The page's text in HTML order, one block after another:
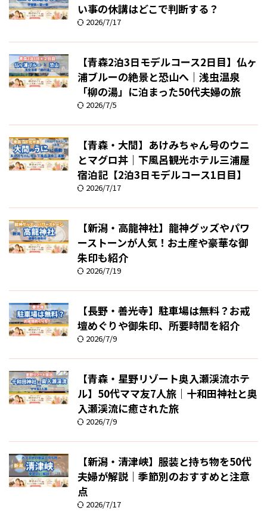
い事の休講はどこで判断する？
2026/7/17
【青森2泊3日モデルコース2日目】仏ヶ
浦ブルーの絶景と恐山へ｜浅虫温泉
「柳の湯」に泊まった50代夫婦の旅
2026/7/5
【青森・大間】あけみちゃん号のウニ
とマグロ丼｜下風呂観光ホテル三浦屋
宿泊記【2泊3日モデルコース1日目】
2026/7/17
【新潟・高龍神社】龍神グッズやパワ
ーストーンが人気！お土産や豪華な御
朱印も紹介
2026/7/19
【長野・善光寺】駐車場は無料？お戒
壇めぐりや御朱印、所要時間を紹介
2026/7/9
【青森・星野リゾート奥入瀬渓流ホテ
ル】50代ママ友7人旅｜十和田神社と奥
入瀬渓流に癒された旅
2026/7/9
【新潟・清津峡】服装と持ち物を50代
夫婦が解説｜季節別のおすすめと注意
点
2026/7/17